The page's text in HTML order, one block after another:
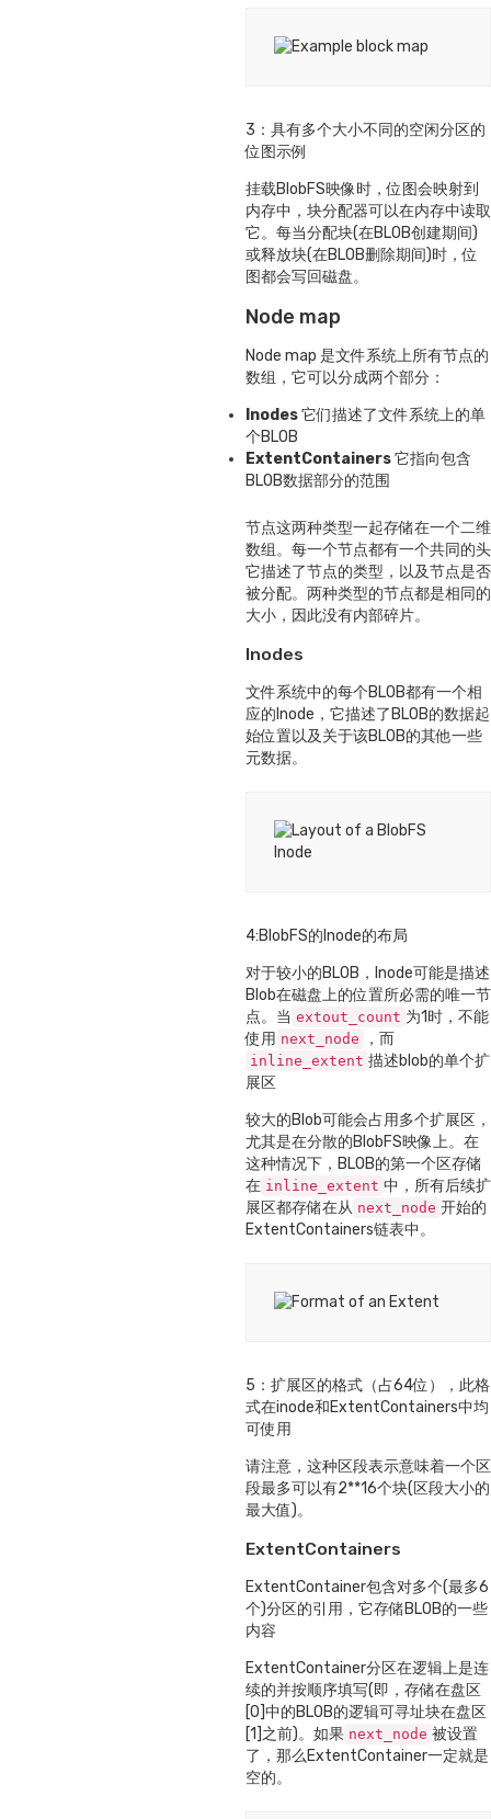
3：具有多个大小不同的空闲分区的
位图示例
挂载BlobFS映像时，位图会映射到
内存中，块分配器可以在内存中读取
它。每当分配块(在BLOB创建期间)
或释放块(在BLOB删除期间)时，位
图都会写回磁盘。
Node map
Node map 是文件系统上所有节点的
数组，它可以分成两个部分：
Inodes它们描述了文件系统上的单
个BLOB
ExtentContainers它指向包含
BLOB数据部分的范围
节点这两种类型一起存储在一个二维
数组。每一个节点都有一个共同的头
它描述了节点的类型，以及节点是否
被分配。两种类型的节点都是相同的
大小，因此没有内部碎片。
Inodes
文件系统中的每个BLOB都有一个相
应的Inode，它描述了BLOB的数据起
始位置以及关于该BLOB的其他一些
元数据。
4:BlobFS的Inode的布局
对于较小的BLOB，Inode可能是描述
Blob在磁盘上的位置所必需的唯一节
点。当 extout_count 为1时，不能
使用 next_node ，而
inline_extent 描述blob的单个扩
展区
较大的Blob可能会占用多个扩展区，
尤其是在分散的BlobFS映像上。在
这种情况下，BLOB的第一个区存储
在 inline_extent 中，所有后续扩
展区都存储在从 next_node 开始的
ExtentContainers链表中。
5：扩展区的格式（占64位），此格
式在inode和ExtentContainers中均
可使用
请注意，这种区段表示意味着一个区
段最多可以有2**16个块(区段大小的
最大值)。
ExtentContainers
ExtentContainer包含对多个(最多6
个)分区的引用，它存储BLOB的一些
内容
ExtentContainer分区在逻辑上是连
续的并按顺序填写(即，存储在盘区
[0]中的BLOB的逻辑可寻址块在盘区
[1]之前)。如果 next_node 被设置
了，那么ExtentContainer一定就是
空的。